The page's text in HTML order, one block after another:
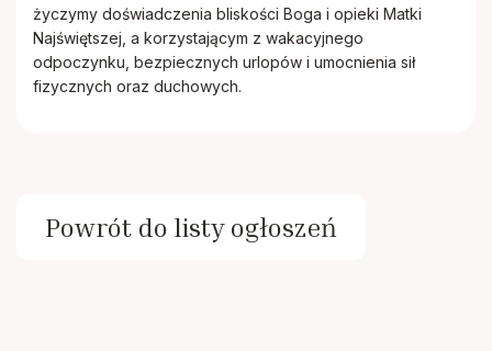
życzymy doświadczenia bliskości Boga i opieki Matki
Najświętszej, a korzystającym z wakacyjnego
odpoczynku, bezpiecznych urlopów i umocnienia sił
fizycznych oraz duchowych.
Powrót do listy ogłoszeń